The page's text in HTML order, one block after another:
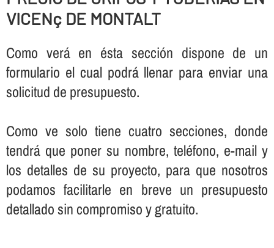
VICENç DE MONTALT
Como verá en ésta sección dispone de un
formulario el cual podrá llenar para enviar una
solicitud de presupuesto.
Como ve solo tiene cuatro secciones, donde
tendrá que poner su nombre, teléfono, e-mail y
los detalles de su proyecto, para que nosotros
podamos facilitarle en breve un presupuesto
detallado sin compromiso y gratuito.